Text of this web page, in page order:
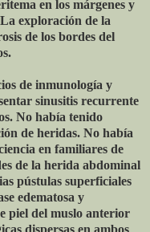
en los márgenes y
exploración de la
de los bordes del
de inmunología y
sinusitis recurrente
No había tenido
de heridas. No había
en familiares de
de la herida abdominal
pústulas superficiales
edematosa y
piel del muslo anterior
dispersas en ambos